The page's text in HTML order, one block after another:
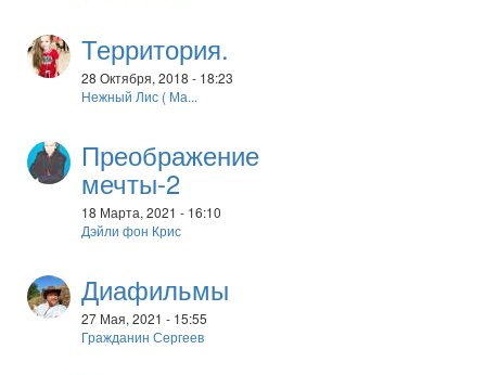
Территория.
28 Октября, 2018 - 18:23
Нежный Лис ( Ма...
Преображение
мечты-2
18 Марта, 2021 - 16:10
Дэйли фон Крис
Диафильмы
27 Мая, 2021 - 15:55
Гражданин Сергеев